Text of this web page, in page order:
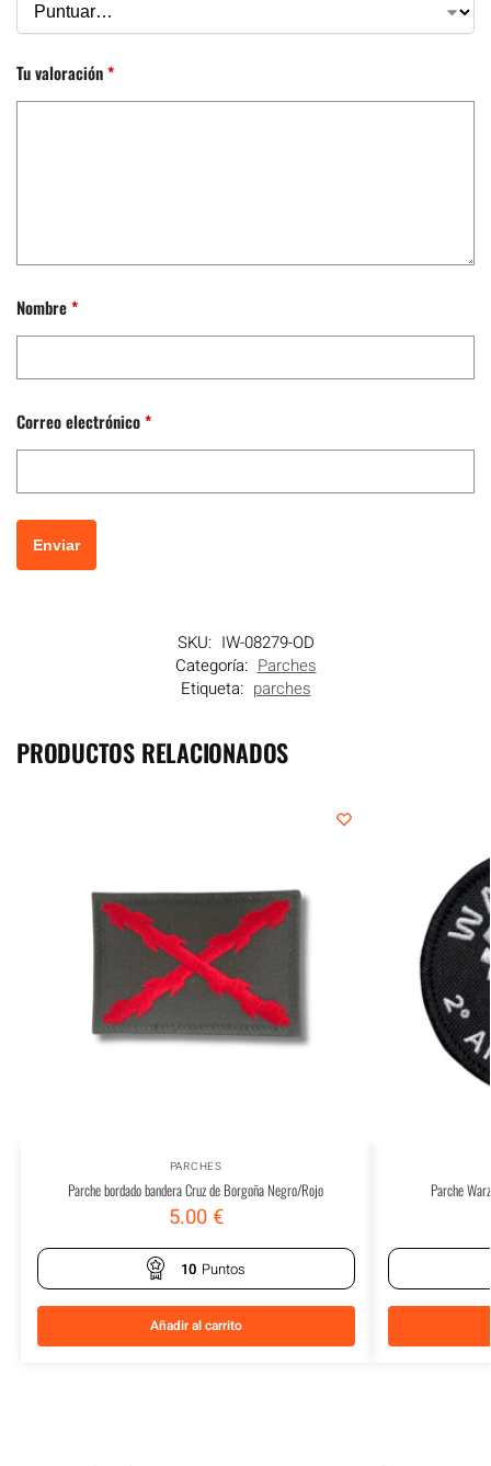
Tu valoración*
Nombre*
Correo electrónico*
SKU: IW-08279-OD
Categoría: Parches
Etiqueta: parches
PRODUCTOS RELACIONADOS
PARCHES
Parche bordado bandera Cruz de Borgoña Negro/Rojo
5.00€
10 Puntos
Añadir al carrito
Parche